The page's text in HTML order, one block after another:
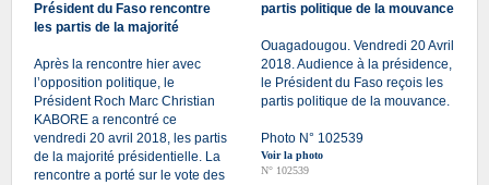
Président du Faso rencontre
les partis de la majorité
Après la rencontre hier avec
l’opposition politique, le
Président Roch Marc Christian
KABORE a rencontré ce
vendredi 20 avril 2018, les partis
de la majorité présidentielle. La
rencontre a porté sur le vote des
partis politique de la mouvance
Ouagadougou. Vendredi 20 Avril
2018. Audience à la présidence,
le Président du Faso reçois les
partis politique de la mouvance.
Photo N° 102539
Voir la photo
N° 102539